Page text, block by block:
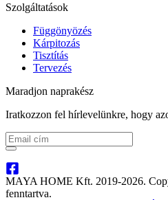
Szolgáltatások
Függönyözés
Kárpitozás
Tisztítás
Tervezés
Maradjon naprakész
Iratkozzon fel hírlevelünkre, hogy
MAYA HOME Kft. 2019-2026.
fenntartva.